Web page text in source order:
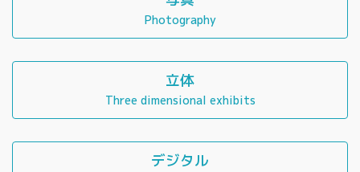
Photography
立体
Three dimensional exhibits
デジタル